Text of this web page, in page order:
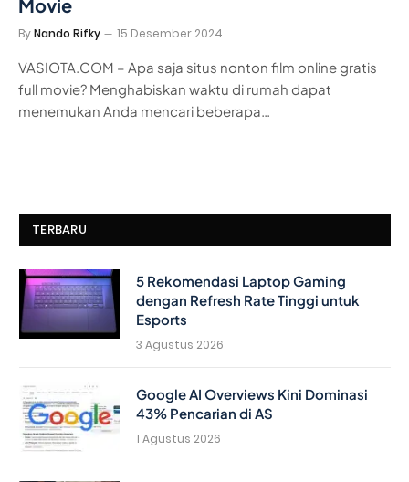
Movie
ByNando Rifky 15 Desember 2024
VASIOTA.COM – Apa saja situs nonton film online gratis
full movie? Menghabiskan waktu di rumah dapat
menemukan Anda mencari beberapa…
TERBARU
5 Rekomendasi Laptop Gaming
dengan Refresh Rate Tinggi untuk
Esports
3 Agustus 2026
Google AI Overviews Kini Dominasi
43% Pencarian di AS
1 Agustus 2026